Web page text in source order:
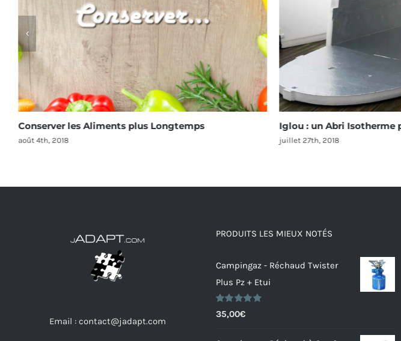
Conserver les Aliments plus Longtemps
août 4th, 2018
Iglou : un Abri Isotherme
juillet 27th, 2018
Email : contact@jadapt.com
PRODUITS LES MIEUX NOTÉS
Campingaz - Réchaud Twister
Plus Pz + Etui
Note5.00
sur 5
35,00€